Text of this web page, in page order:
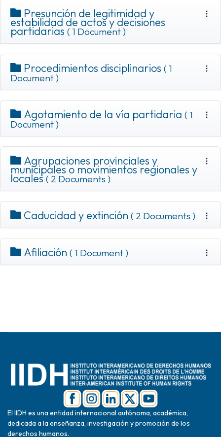
Presunción de legitimidad y
estabilidad de actos y decisiones
partidarias ( 1 Document )
Procedimientos disciplinarios ( 1
Document )
Agotamiento de la vía partidaria ( 1
Document )
Agrupaciones provinciales y
municipales o movimientos regionales y
locales ( 2 Documents )
Caducidad y extinción ( 2 Documents )
Afiliación ( 1 Document )
El IIDH es una entidad internacional autónoma, académica,
dedicada a la enseñanza, investigación y promoción de los
derechos humanos.